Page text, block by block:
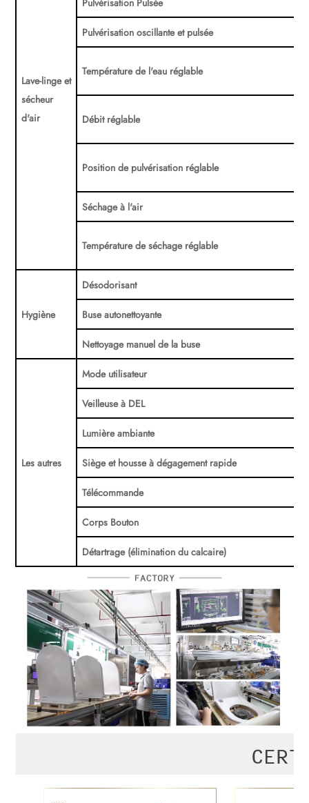
Lave-linge et
sécheur
d'air
Pulvérisation Pulsée
Pulvérisation oscillante et pulsée
Température de l'eau réglable
Débit réglable
Position de pulvérisation réglable
Séchage à l'air
Température de séchage réglable
Hygiène
Désodorisant
Buse autonettoyante
Nettoyage manuel de la buse
Les autres
Mode utilisateur
Veilleuse à DEL
Lumière ambiante
Siège et housse à dégagement rapide
Télécommande
Corps Bouton
Détartrage (élimination du calcaire)